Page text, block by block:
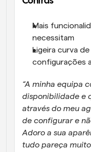
Mais
necessitam
Ligeira curva
configurações
“A minha equipa
disponibilidade e
através do meu
de configurar e
Adoro a sua
tudo pareça